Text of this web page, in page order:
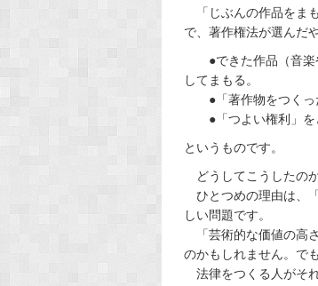
「じぶんの作品をま
で、著作権法が選んだ
●できた作品（音楽
してまもる。
●「著作物をつくっ
●「つよい権利」を
というものです。
どうしてこうしたの
ひとつめの理由は、
しい問題です。
「芸術的な価値の高
のかもしれません。で
法律をつくる人がそ